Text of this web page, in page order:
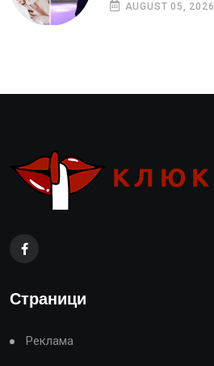
AUGUST 05, 2026
Страници
Реклама